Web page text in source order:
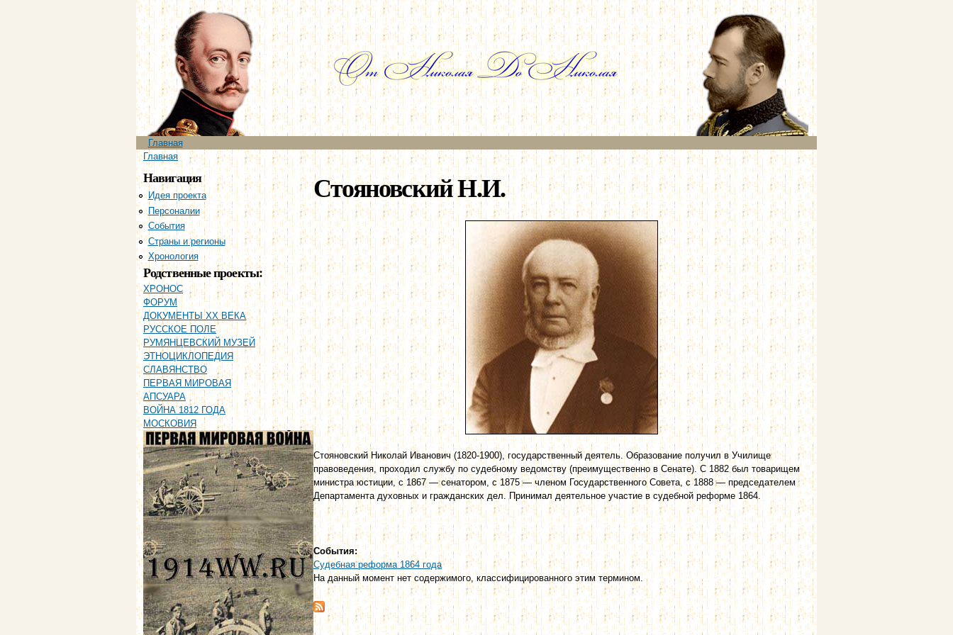
Перейти к
основному
содержанию
Главное меню
Главная
Вы здесь
Главная
Навигация
Идея проекта
Персоналии
События
Страны и регионы
Хронология
Родственные проекты:
ХРОНОС
ФОРУМ
ДОКУМЕНТЫ XX ВЕКА
РУССКОЕ ПОЛЕ
РУМЯНЦЕВСКИЙ МУЗЕЙ
ЭТНОЦИКЛОПЕДИЯ
СЛАВЯНСТВО
ПЕРВАЯ МИРОВАЯ
АПСУАРА
ВОЙНА 1812 ГОДА
МОСКОВИЯ
Стояновский Н.И.
Стояновский Николай Иванович (1820-1900), государственный деятель. Образование получил в Училище
правоведения, проходил службу по судебному ведомству (преимущественно в Сенате). С 1882 был товарищем
министра юстиции, с 1867 — сенатором, с 1875 — членом Государственного Совета, с 1888 — председателем
Департамента духовных и гражданских дел. Принимал деятельное участие в судебной реформе 1864.
События:
Судебная реформа 1864 года
На данный момент нет содержимого, классифицированного этим термином.